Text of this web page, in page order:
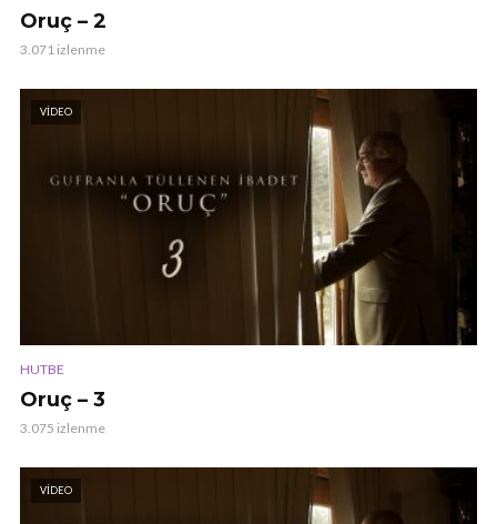
Oruç – 2
3.071 izlenme
VIDEO
HUTBE
Oruç – 3
3.075 izlenme
VIDEO